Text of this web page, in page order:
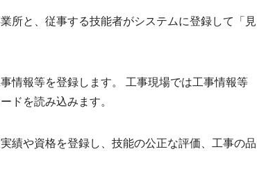
所と、従事する技能者がシステムに登録して「見
情報等を登録します。 工事現場では工事情報等
ドを読み込みます。
績や資格を登録し、技能の公正な評価、工事の品